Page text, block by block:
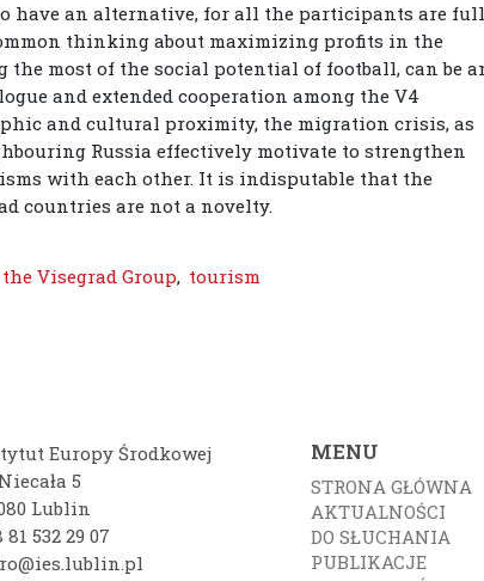
have an alternative, for all the participants are
thinking about maximizing profits in the
most of the social potential of football, can be
and extended cooperation among the V4
and cultural proximity, the migration crisis, as
Russia effectively motivate to strengthen
with each other. It is indisputable that the
countries are not a novelty.
the Visegrad Group, tourism
Europy Środkowej
5
Lublin
81 532 29 07
MENU
STRONA GŁÓWNA
AKTUALNOŚCI
DO SŁUCHANIA
PUBLIKACJE